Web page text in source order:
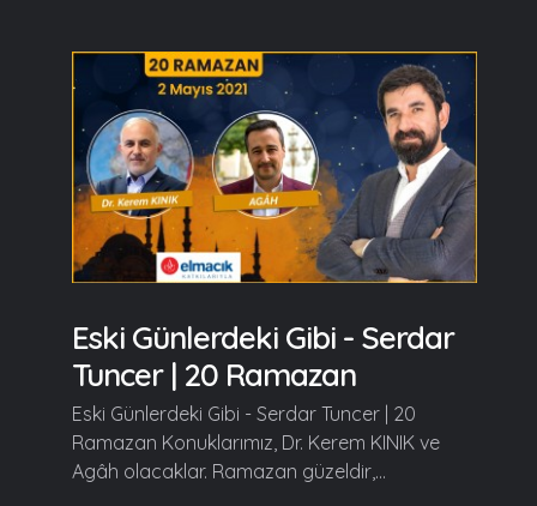
Eski Günlerdeki Gibi - Serdar
Tuncer | 20 Ramazan
Eski Günlerdeki Gibi - Serdar Tuncer | 20
Ramazan Konuklarımız, Dr. Kerem KINIK ve
Agâh olacaklar. Ramazan güzeldir,...